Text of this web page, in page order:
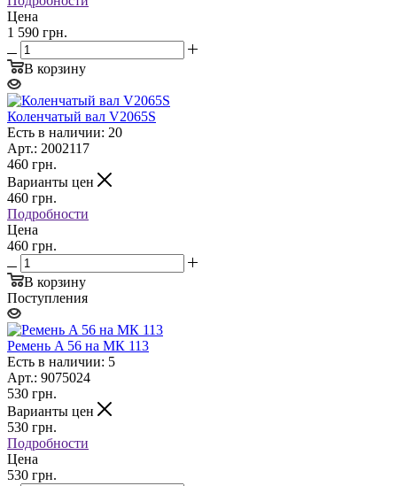
Цена
1 590 грн.
В корзину
Коленчатый вал V2065S
Есть в наличии: 20
Арт.: 2002117
460 грн.
Варианты цен
460 грн.
Подробности
Цена
460 грн.
В корзину
Поступления
Ремень A 56 на МК 113
Есть в наличии: 5
Арт.: 9075024
530 грн.
Варианты цен
530 грн.
Подробности
Цена
530 грн.